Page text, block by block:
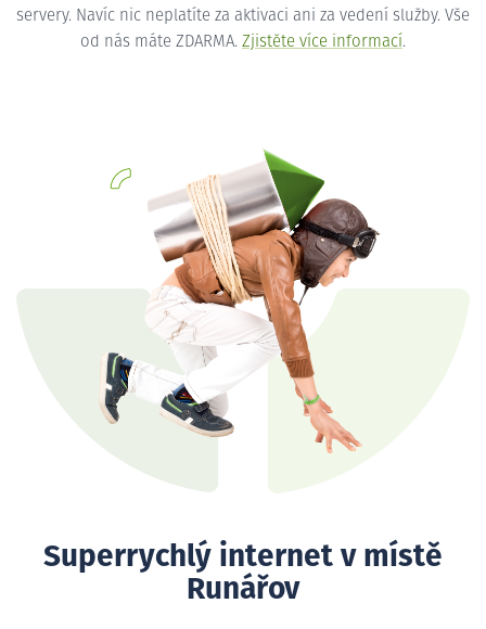
servery. Navíc nic neplatíte za aktivaci ani za vedení služby. Vše
od nás máte ZDARMA. Zjistěte více informací.
Superrychlý internet v místě
Runářov